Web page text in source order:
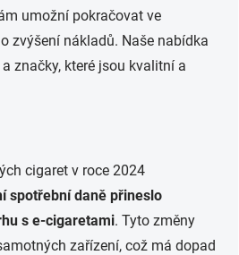
umožní pokračovat ve
zvýšení nákladů. Naše nabídka
značky, které jsou kvalitní a
cigaret v roce 2024
spotřební daně přineslo
s e-cigaretami. Tyto změny
zařízení, což má dopad